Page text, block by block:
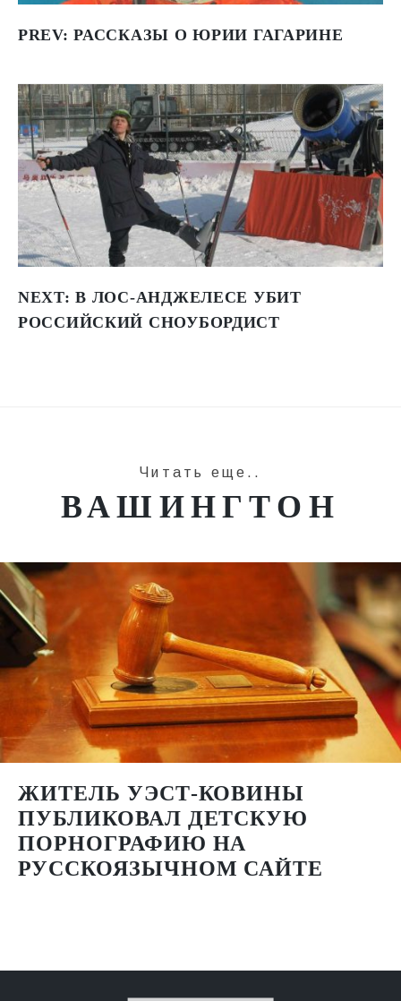
PREV: РАССКАЗЫ О ЮРИИ ГАГАРИНЕ
NEXT: В ЛОС-АНДЖЕЛЕСЕ УБИТ
РОССИЙСКИЙ СНОУБОРДИСТ
Читать еще..
ВАШИНГТОН
ЖИТЕЛЬ УЭСТ-КОВИНЫ
ПУБЛИКОВАЛ ДЕТСКУЮ
ПОРНОГРАФИЮ НА
РУССКОЯЗЫЧНОМ САЙТЕ